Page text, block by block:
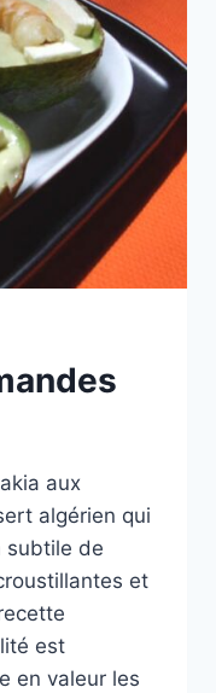
aux
algérien qui
subtile de
et
est
en valeur les